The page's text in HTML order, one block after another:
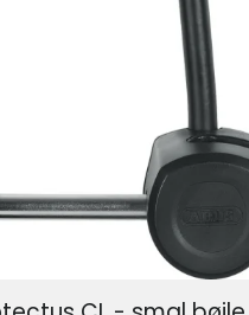
Phone Case SPC+ Iphone